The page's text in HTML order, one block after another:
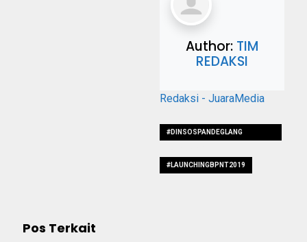
Author: TIM
REDAKSI
Redaksi - JuaraMedia
#DINSOSPANDEGLANG
#LAUNCHINGBPNT2019
Pos Terkait